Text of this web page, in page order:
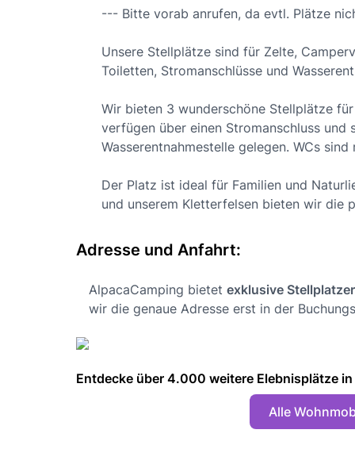
--- Bitte vorab anrufen, da evtl. Plätze
Unsere Stellplätze sind für Zelte,
Toiletten, Stromanschlüsse und
Wir bieten 3 wunderschöne Stellplätze
verfügen über einen Stromanschluss und
Wasserentnahmestelle gelegen. WCs
Der Platz ist ideal für Familien und
und unserem Kletterfelsen bieten wir die
Adresse und Anfahrt:
AlpacaCamping bietet exklusive
wir die genaue Adresse erst in der
Entdecke über 4.000 weitere Elebnisplätze
Alle